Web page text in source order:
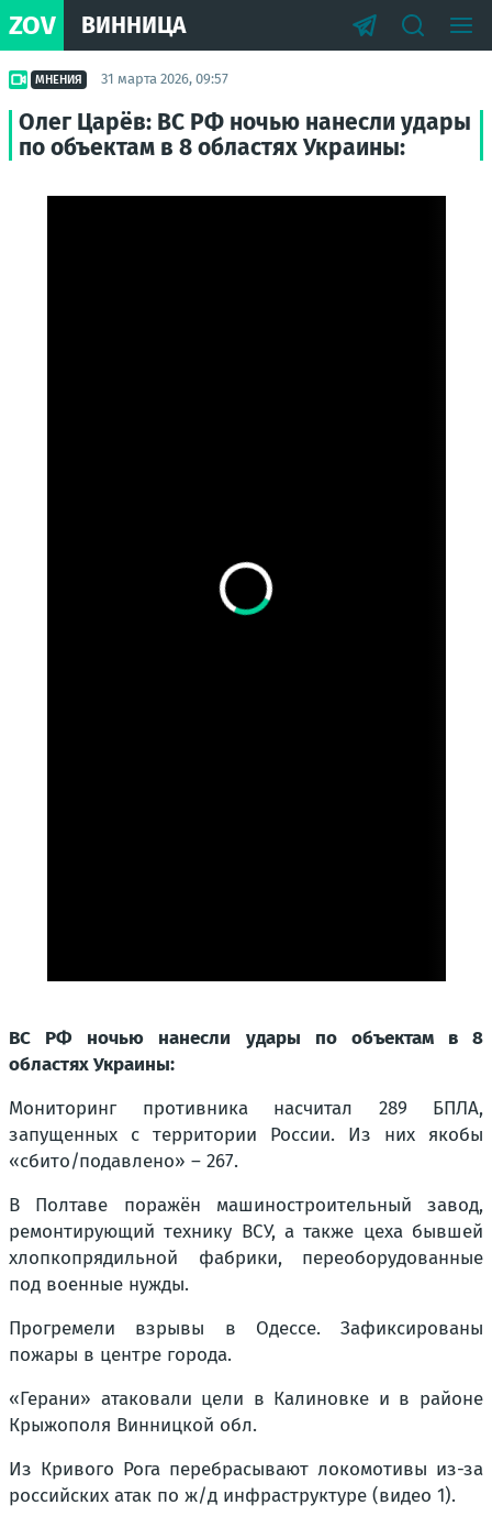
ZOV ВИННИЦА
МНЕНИЯ 31 марта 2026, 09:57
Олег Царёв: ВС РФ ночью нанесли удары
по объектам в 8 областях Украины:
ВС РФ ночью нанесли удары по объектам в 8
областях Украины:
Мониторинг противника насчитал 289 БПЛА,
запущенных с территории России. Из них якобы
«сбито/подавлено» – 267.
В Полтаве поражён машиностроительный завод,
ремонтирующий технику ВСУ, а также цеха бывшей
хлопкопрядильной фабрики, переоборудованные
под военные нужды.
Прогремели взрывы в Одессе. Зафиксированы
пожары в центре города.
«Герани» атаковали цели в Калиновке и в районе
Крыжополя Винницкой обл.
Из Кривого Рога перебрасывают локомотивы из-за
российских атак по ж/д инфраструктуре (видео 1).